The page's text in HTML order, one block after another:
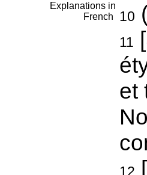
Explanations in
French
10
11
et
12